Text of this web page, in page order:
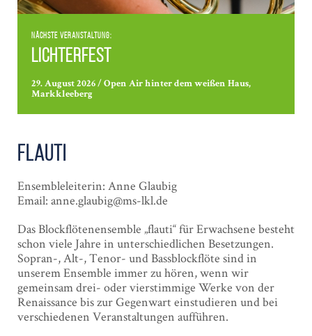
Nächste Veranstaltung:
Lichterfest
29. August 2026 / Open Air hinter dem weißen Haus,
Markkleeberg
flauti
Ensembleleiterin: Anne Glaubig
Email: anne.glaubig@ms-lkl.de
Das Blockflötenensemble „flauti“ für Erwachsene besteht
schon viele Jahre in unterschiedlichen Besetzungen.
Sopran-, Alt-, Tenor- und Bassblockflöte sind in
unserem Ensemble immer zu hören, wenn wir
gemeinsam drei- oder vierstimmige Werke von der
Renaissance bis zur Gegenwart einstudieren und bei
verschiedenen Veranstaltungen aufführen.